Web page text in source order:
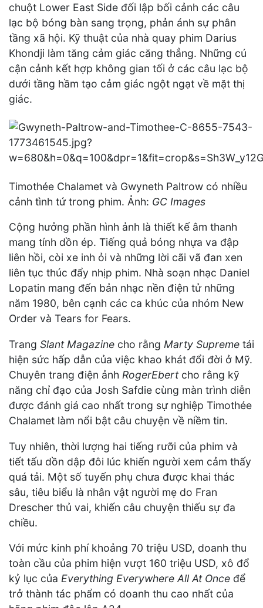
chuột Lower East Side đối lập bối cảnh các câu
lạc bộ bóng bàn sang trọng, phản ánh sự phân
tầng xã hội. Kỹ thuật của nhà quay phim Darius
Khondji làm tăng cảm giác căng thẳng. Những cú
cận cảnh kết hợp không gian tối ở các câu lạc bộ
dưới tầng hầm tạo cảm giác ngột ngạt về mặt thị
giác.
Timothée Chalamet và Gwyneth Paltrow có nhiều
cảnh tình tứ trong phim. Ảnh: GC Images
Cộng hưởng phần hình ảnh là thiết kế âm thanh
mang tính dồn ép. Tiếng quả bóng nhựa va đập
liên hồi, còi xe inh ỏi và những lời cãi vã đan xen
liên tục thúc đẩy nhịp phim. Nhà soạn nhạc Daniel
Lopatin mang đến bản nhạc nền điện tử những
năm 1980, bên cạnh các ca khúc của nhóm New
Order và Tears for Fears.
Trang Slant Magazine cho rằng Marty Supreme tái
hiện sức hấp dẫn của việc khao khát đổi đời ở Mỹ.
Chuyên trang điện ảnh RogerEbertcho rằng kỹ
năng chỉ đạo của Josh Safdie cùng màn trình diễn
được đánh giá cao nhất trong sự nghiệp Timothée
Chalamet làm nổi bật câu chuyện về niềm tin.
Tuy nhiên, thời lượng hai tiếng rưỡi của phim và
tiết tấu dồn dập đôi lúc khiến người xem cảm thấy
quá tải. Một số tuyến phụ chưa được khai thác
sâu, tiêu biểu là nhân vật người mẹ do Fran
Drescher thủ vai, khiến câu chuyện thiếu sự đa
chiều.
Với mức kinh phí khoảng 70 triệu USD, doanh thu
toàn cầu của phim hiện vượt 160 triệu USD, xô đổ
kỷ lục của Everything Everywhere All At Once để
trở thành tác phẩm có doanh thu cao nhất của